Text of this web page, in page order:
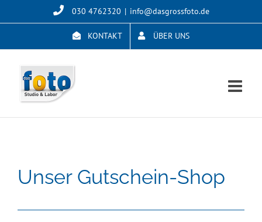
030 4762320 | info@dasgrossfoto.de
KONTAKT ÜBER UNS
Unser Gutschein-Shop